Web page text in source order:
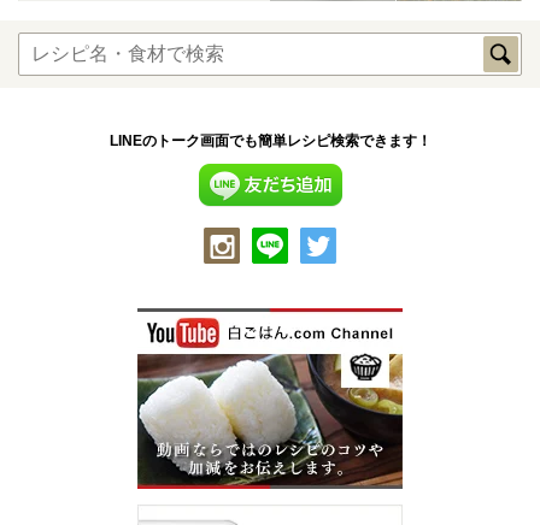
LINEのトーク画面でも簡単レシピ検索できます！